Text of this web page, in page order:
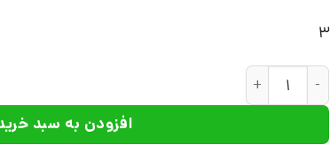
3
کتاب کلاس چهارمی ها، موش صحرایی | انتشارات نشر
افزودن به سبد